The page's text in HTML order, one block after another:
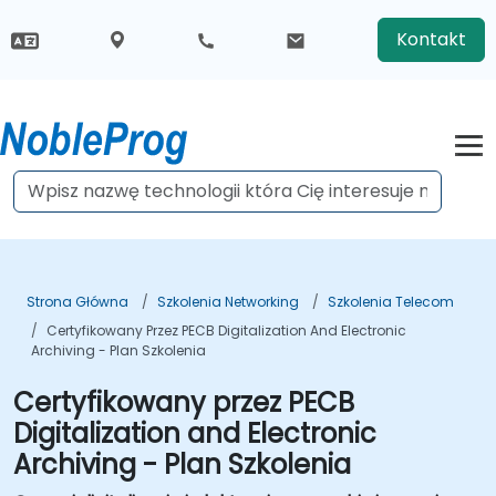
Kontakt
Strona Główna Szkolenia Networking
Szkolenia Telecom
Certyfikowany Przez PECB Digitalization And Electronic
Archiving - Plan Szkolenia
Certyfikowany przez PECB
Digitalization and Electronic
Archiving - Plan Szkolenia